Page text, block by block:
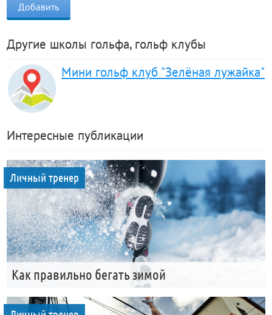
Другие школы гольфа, гольф клубы
Мини гольф клуб "Зелёная лужайка"
Интересные публикации
Личный тренер
Как правильно бегать зимой